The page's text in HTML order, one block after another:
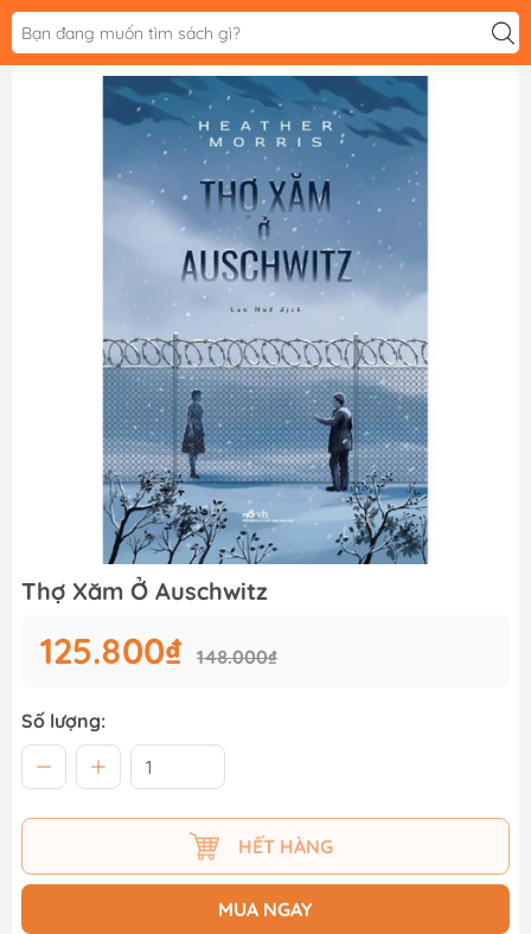
Thợ Xăm Ở Auschwitz
125.800₫ 148.000₫
Số lượng:
HẾT HÀNG
MUA NGAY